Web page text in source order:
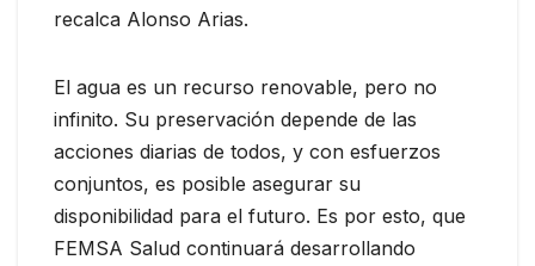
recalca Alonso Arias.
El agua es un recurso renovable, pero no
infinito. Su preservación depende de las
acciones diarias de todos, y con esfuerzos
conjuntos, es posible asegurar su
disponibilidad para el futuro. Es por esto, que
FEMSA Salud continuará desarrollando